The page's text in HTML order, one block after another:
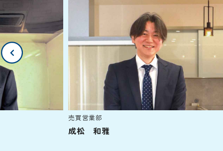
売買営業部
成松 和雅